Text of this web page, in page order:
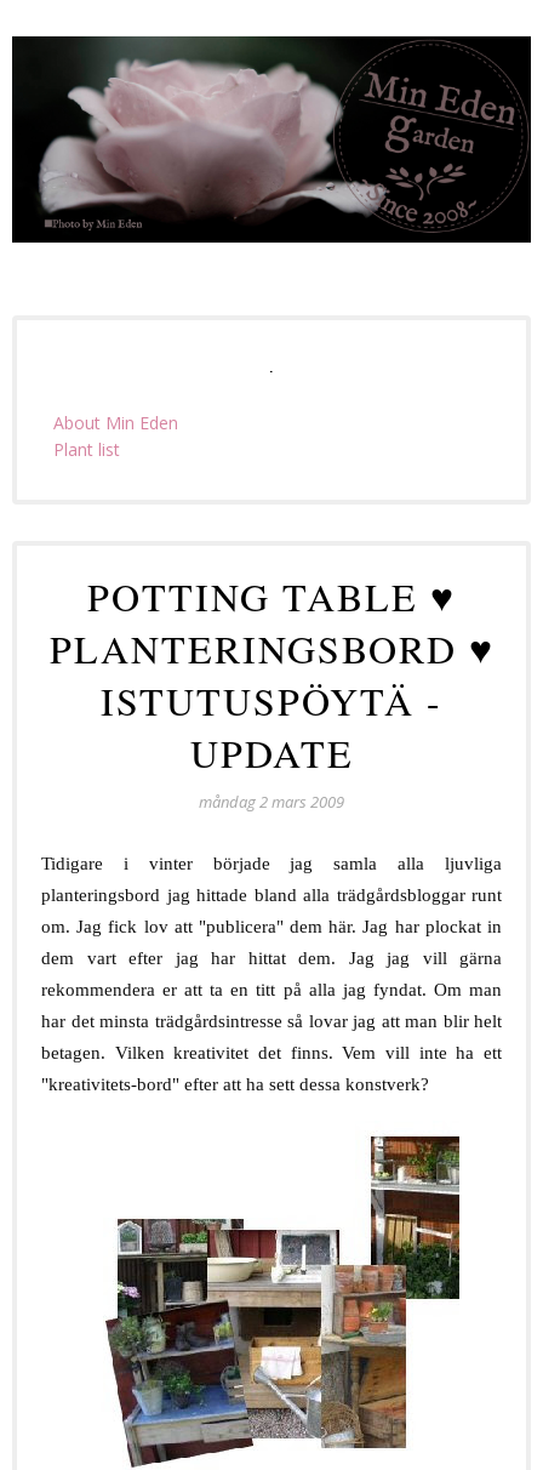
About Min Eden
Plant list
POTTING TABLE ♥
PLANTERINGSBORD ♥
ISTUTUSPÖYTÄ -
UPDATE
måndag 2 mars 2009
Tidigare i vinter började jag samla alla ljuvliga
planteringsbord jag hittade bland alla trädgårdsbloggar runt
om. Jag fick lov att "publicera" dem här. Jag har plockat in
dem vart efter jag har hittat dem. Jag jag vill gärna
rekommendera er att ta en titt på alla jag fyndat. Om man
har det minsta trädgårdsintresse så lovar jag att man blir helt
betagen. Vilken kreativitet det finns. Vem vill inte ha ett
"kreativitets-bord" efter att ha sett dessa konstverk?